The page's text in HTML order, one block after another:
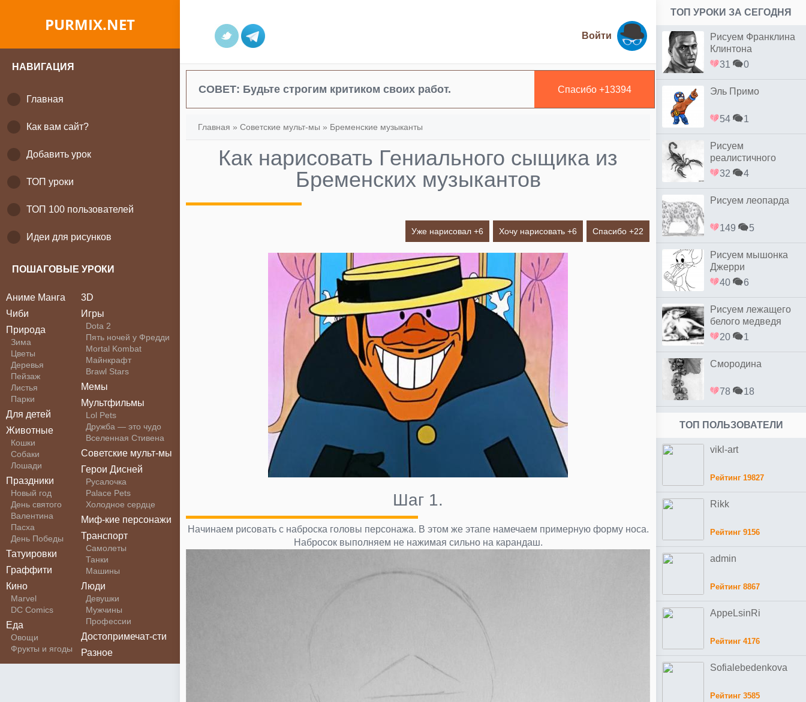
PURMIX.NET
НАВИГАЦИЯ
Главная
Как вам сайт?
Добавить урок
ТОП уроки
ТОП 100 пользователей
Идеи для рисунков
ПОШАГОВЫЕ УРОКИ
Аниме Манга
Чиби
Природа
Зима
Цветы
Деревья
Пейзаж
Листья
Парки
Для детей
Животные
Кошки
Собаки
Лошади
Праздники
Новый год
День святого
Валентина
Пасха
День Победы
Татуировки
Граффити
Кино
Marvel
DC Comics
Еда
Овощи
Фрукты и ягоды
3D
Игры
Dota 2
Пять ночей у Фредди
Mortal Kombat
Майнкрафт
Brawl Stars
Мемы
Мультфильмы
Lol Pets
Дружба — это чудо
Вселенная Стивена
Советские мульт-мы
Герои Дисней
Русалочка
Palace Pets
Холодное сердце
Миф-кие персонажи
Транспорт
Самолеты
Танки
Машины
Люди
Девушки
Мужчины
Профессии
Достопримечат-сти
Разное
Войти
СОВЕТ: Будьте строгим критиком своих работ. Спасибо +13394
Главная » Советские мульт-мы » Бременские музыканты
Как нарисовать Гениального сыщика из
Бременских музыкантов
Уже нарисовал +6 Хочу нарисовать +6 Спасибо +22
Шаг 1.
Начинаем рисовать с наброска головы персонажа. В этом же этапе намечаем примерную форму носа.
Набросок выполняем не нажимая сильно на карандаш.
ТОП УРОКИ ЗА СЕГОДНЯ
Рисуем Франклина
Клинтона
31
0
Эль Примо
54 1
Рисуем
реалистичного
скорпиона простым
32 4
Рисуем леопарда
149 5
Рисуем мышонка
Джерри
40
6
Рисуем лежащего
белого медведя
20
1
Смородина
78 18
ТОП ПОЛЬЗОВАТЕЛИ
vikl-art
Рейтинг 19827
Rikk
Рейтинг 9156
admin
Рейтинг 8867
AppeLsinRi
Рейтинг 4176
Sofialebedenkova
Рейтинг 3585